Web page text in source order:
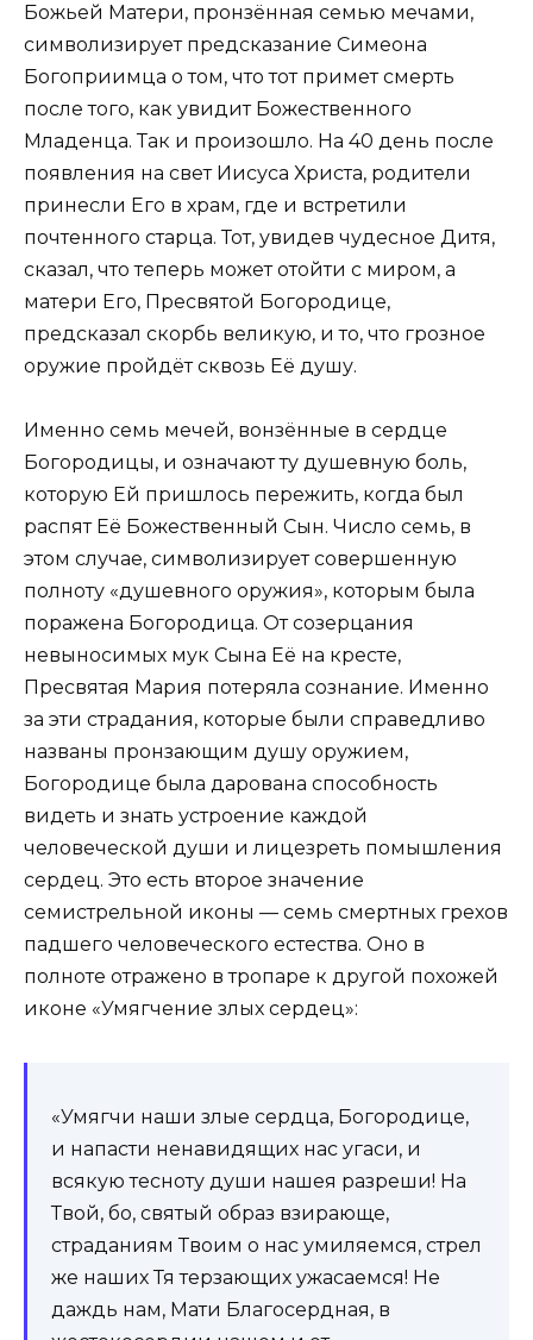
Божьей Матери, пронзённая семью мечами,
символизирует предсказание Симеона
Богоприимца о том, что тот примет смерть
после того, как увидит Божественного
Младенца. Так и произошло. На 40 день после
появления на свет Иисуса Христа, родители
принесли Его в храм, где и встретили
почтенного старца. Тот, увидев чудесное Дитя,
сказал, что теперь может отойти с миром, а
матери Его, Пресвятой Богородице,
предсказал скорбь великую, и то, что грозное
оружие пройдёт сквозь Её душу.
Именно семь мечей, вонзённые в сердце
Богородицы, и означают ту душевную боль,
которую Ей пришлось пережить, когда был
распят Её Божественный Сын. Число семь, в
этом случае, символизирует совершенную
полноту «душевного оружия», которым была
поражена Богородица. От созерцания
невыносимых мук Сына Её на кресте,
Пресвятая Мария потеряла сознание. Именно
за эти страдания, которые были справедливо
названы пронзающим душу оружием,
Богородице была дарована способность
видеть и знать устроение каждой
человеческой души и лицезреть помышления
сердец. Это есть второе значение
семистрельной иконы — семь смертных грехов
падшего человеческого естества. Оно в
полноте отражено в тропаре к другой похожей
иконе «Умягчение злых сердец»:
«Умягчи наши злые сердца, Богородице,
и напасти ненавидящих нас угаси, и
всякую тесноту души нашея разреши! На
Твой, бо, святый образ взирающе,
страданиям Твоим о нас умиляемся, стрел
же наших Тя терзающих ужасаемся! Не
даждь нам, Мати Благосердная, в